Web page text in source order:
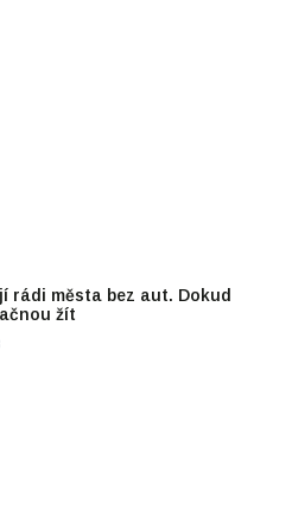
rádi města bez aut. Dokud
žít